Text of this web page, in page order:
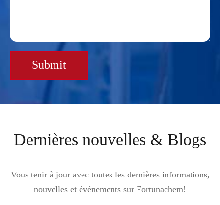
Submit
Dernières nouvelles & Blogs
Vous tenir à jour avec toutes les dernières informations,
nouvelles et événements sur Fortunachem!